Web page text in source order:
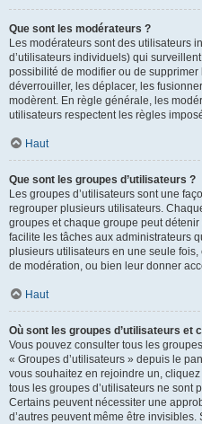
Que sont les modérateurs ?
Les modérateurs sont des utilisateurs
d’utilisateurs individuels) qui
possibilité de modifier ou de
déverrouiller, les déplacer, les
modèrent. En règle générale, les
utilisateurs respectent les règles
Haut
Que sont les groupes d’utilisateurs ?
Les groupes d’utilisateurs sont une
regrouper plusieurs utilisateurs.
groupes et chaque groupe peut
facilite les tâches aux administrateurs
plusieurs utilisateurs en une seule
de modération, ou bien leur donner
Haut
Où sont les groupes d’utilisateurs et
Vous pouvez consulter tous les
« Groupes d’utilisateurs » depuis le
vous souhaitez en rejoindre un,
tous les groupes d’utilisateurs ne sont
Certains peuvent nécessiter une
d’autres peuvent même être